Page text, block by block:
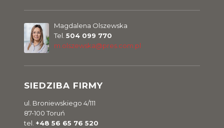
SIEDZIBA FIRMY
ul. Broniewskiego 4/111
87-100 Toruń
tel. +48 56 65 76 520
Magdalena Olszewska
Tel. 504 099 770
m.olszewska@pres.com.pl